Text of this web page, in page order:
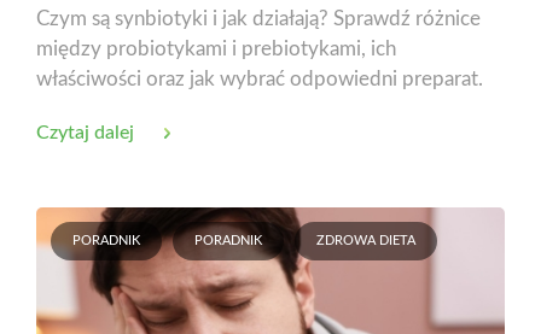
Czym są synbiotyki i jak działają? Sprawdź różnice
między probiotykami i prebiotykami, ich
właściwości oraz jak wybrać odpowiedni preparat.
Czytaj dalej
PORADNIK PORADNIK ZDROWA DIETA